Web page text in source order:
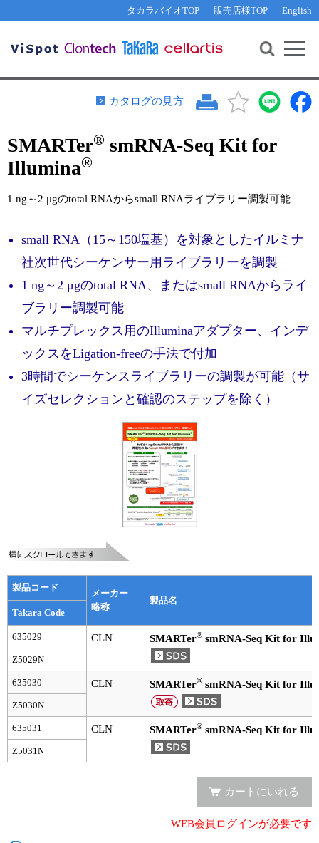
タカラバイオTOP 販売店様TOP English
機能解析・サイレンシング
PCR・等温増幅
リアルタイムPCR（qPCR）
装置・ソフトウェア
サンプル請求
テクニカルサポートライン
その他 ライセンスに関するご相談
遺伝子組換え生物該当製品
研究支援ツール
Cut-Site Navigator 制限酵素切断サイトの検索
In-Fusion Cloning プライマー設計
抗体検索サイト
リアルタイムPCR
機器ソフトウェア・ベクター配列ダウンロード
ラーニングセンター
リアルタイムPCR実験ガイド
遺伝子検査ガイド（食品・水質・家畜他）
幹細胞・再生医療研究ガイド
クローニング実験ガイド
アプリケーションノート
プロトコール集
ユーザーズボイス集
動画ライブラリー
Q&A
お問い合わせ WEB会員登録
カタログの見方
SMARTer® smRNA-Seq Kit for
Illumina®
1 ng～2 μgのtotal RNAからsmall RNAライブラリー調製可能
small RNA（15～150塩基）を対象としたイルミナ
社次世代シーケンサー用ライブラリーを調製
1 ng～2 μgのtotal RNA、またはsmall RNAからライ
ブラリー調製可能
マルチプレックス用のIlluminaアダプター、インデ
ックスをLigation-freeの手法で付加
3時間でシーケンスライブラリーの調製が可能（サ
イズセレクションと確認のステップを除く）
製品コード
メーカー
略称
製品名
Takara Code
635029 CLN SMARTer® smRNA-Seq Kit for
Z5029N
635030 CLN SMARTer® smRNA-Seq Kit for
Z5030N
635031 CLN SMARTer® smRNA-Seq Kit for
Z5031N
カートにいれる
WEB会員ログインが必要です